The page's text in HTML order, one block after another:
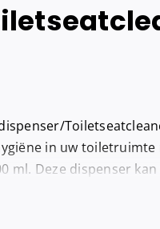
Zeep
Babyverschoontafels
Haardrogers
in uw toiletruimte
ml. Deze dispenser kan